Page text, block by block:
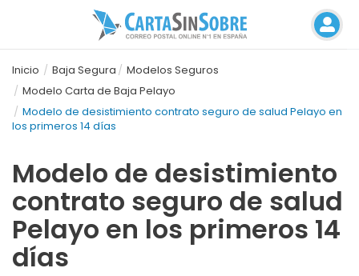
Inicio Baja Segura
Modelos Seguros
Modelo Carta de Baja Pelayo
Modelo de desistimiento contrato seguro de salud Pelayo en
los primeros 14 días
Modelo de desistimiento
contrato seguro de salud
Pelayo en los primeros 14
días